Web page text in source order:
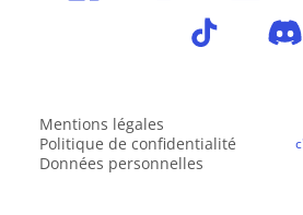
Mentions légales
Politique de confidentialité
Données personnelles